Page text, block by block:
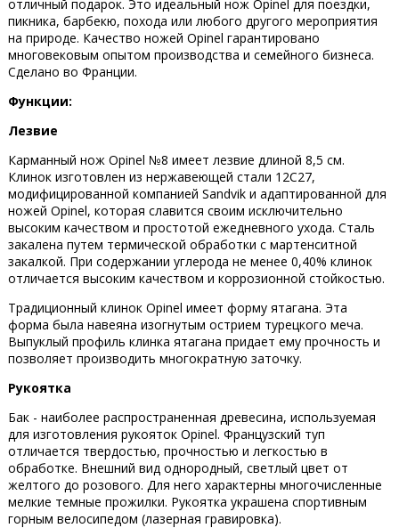
отличный подарок. Это идеальный нож Opinel для поездки,
пикника, барбекю, похода или любого другого мероприятия
на природе. Качество ножей Opinel гарантировано
многовековым опытом производства и семейного бизнеса.
Сделано во Франции.
Функции:
Лезвие
Карманный нож Opinel №8 имеет лезвие длиной 8,5 см.
Клинок изготовлен из нержавеющей стали 12C27,
модифицированной компанией Sandvik и адаптированной для
ножей Opinel, которая славится своим исключительно
высоким качеством и простотой ежедневного ухода. Сталь
закалена путем термической обработки с мартенситной
закалкой. При содержании углерода не менее 0,40% клинок
отличается высоким качеством и коррозионной стойкостью.
Традиционный клинок Opinel имеет форму ятагана. Эта
форма была навеяна изогнутым острием турецкого меча.
Выпуклый профиль клинка ятагана придает ему прочность и
позволяет производить многократную заточку.
Рукоятка
Бак - наиболее распространенная древесина, используемая
для изготовления рукояток Opinel. Французский туп
отличается твердостью, прочностью и легкостью в
обработке. Внешний вид однородный, светлый цвет от
желтого до розового. Для него характерны многочисленные
мелкие темные прожилки. Рукоятка украшена спортивным
горным велосипедом (лазерная гравировка).